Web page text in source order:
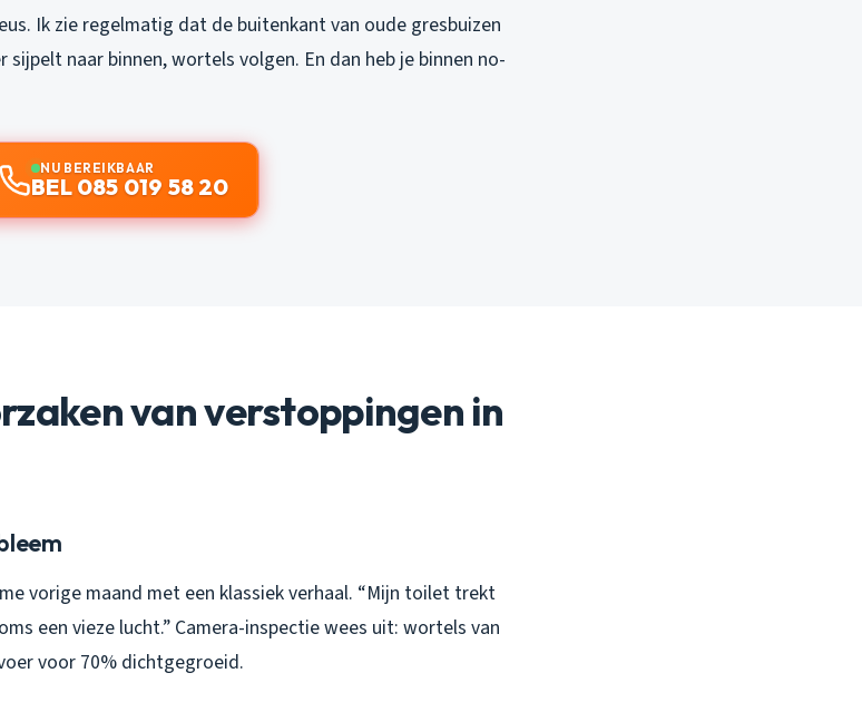
Ik zie regelmatig dat de buitenkant van oude gresbuizen
naar binnen, wortels volgen. En dan heb je binnen no-
NU BEREIKBAAR
BEL 085 019 58 20
van verstoppingen in
vorige maand met een klassiek verhaal. “Mijn toilet trekt
een vieze lucht.” Camera-inspectie wees uit: wortels van
voor 70% dichtgegroeid.